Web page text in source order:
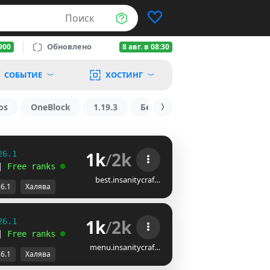
Поиск
Обновлено 8 авг. в 08:30
СОБЫТИЕ ХОСТИНГ
OneBlock 1.19.3 БедВарс
Free ranks ☻ 1k/2k
best.insanitycraf…
Халява
Free ranks ☻ 1k/2k
menu.insanitycraf…
Халява